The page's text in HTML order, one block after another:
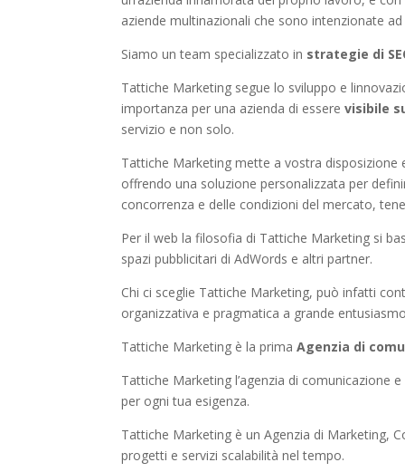
aziende multinazionali che sono intenzionate
Siamo un team specializzato in strategie di
Tattiche Marketing segue lo sviluppo e
importanza per una azienda di esserevisibile
servizio e non solo.
Tattiche Marketing mette a vostra disposizione
offrendo una soluzione personalizzata per
concorrenza e delle condizioni del mercato,
Per il web la filosofia di Tattiche Marketing si
spazi pubblicitari di AdWords e altri partner.
Chi ci sceglie Tattiche Marketing, può infatti
organizzativa e pragmatica a grande
Tattiche Marketing è la primaAgenzia di
Tattiche Marketing l’agenzia di comunicazione
per ogni tua esigenza.
Tattiche Marketing è un Agenzia di Marketing,
progetti e servizi scalabilità nel tempo.